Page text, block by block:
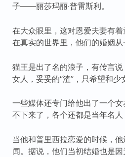
子——丽莎玛丽·普雷斯利。
在大众眼里，这对恩爱夫妻有着
在真实的世界里，他们的婚姻从
猫王是出了名的浪子，有传言
女人，妥妥的“渣”，只希望和少
一些媒体还专门给他出了一个
不下来了，各个还都是当年名人
当他和普里西拉恋爱的时候，
闻。据说，他们当初结婚也是